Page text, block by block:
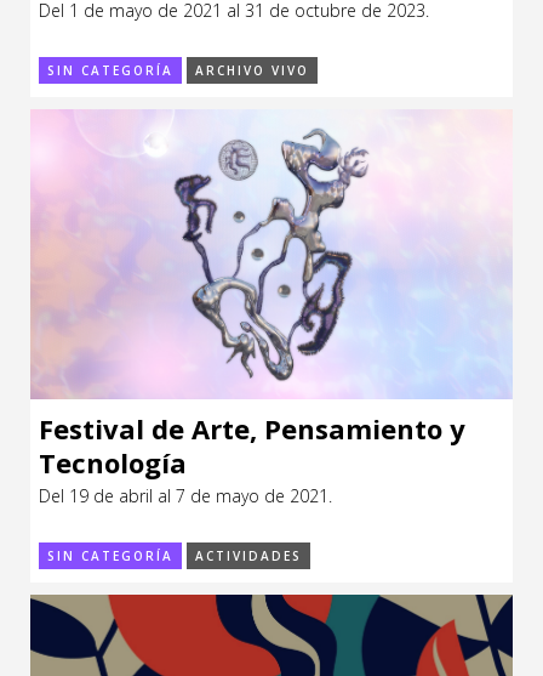
Espacio itinerante de lectura infantil
Formación
Género y Diversidad
Infantil y Juvenil
Sin categoría
Del 1 de mayo de 2021 al 31 de octubre de 2023.
SIN CATEGORÍA ARCHIVO VIVO
Festival de Arte, Pensamiento y
Tecnología
Del 19 de abril al 7 de mayo de 2021.
SIN CATEGORÍA ACTIVIDADES